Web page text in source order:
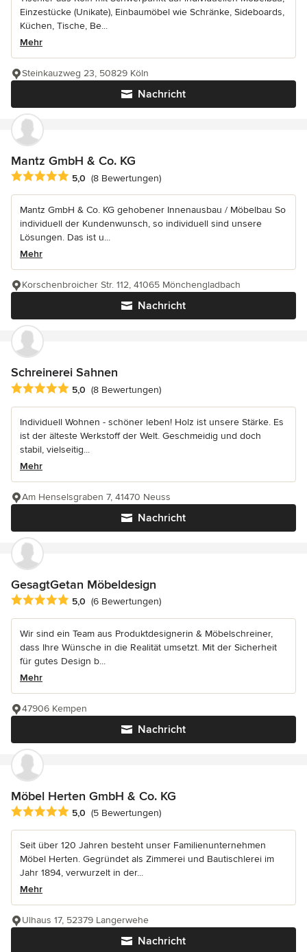
Einzestücke (Unikate), Einbaumöbel wie Schränke, Sideboards,
Küchen, Tische, Be...
Mehr
Nachricht
Steinkauzweg 23, 50829 Köln
Mantz GmbH & Co. KG
Durchschnittliche Bewertung: 5 von 5 Sternen
5,0 (8 Bewertungen)
Mantz GmbH & Co. KG gehobener Innenausbau / Möbelbau So
individuell der Kundenwunsch, so individuell sind unsere
Lösungen. Das ist u...
Mehr
Nachricht
Korschenbroicher Str. 112, 41065 Mönchengladbach
Schreinerei Sahnen
Durchschnittliche Bewertung: 5 von 5 Sternen
5,0 (8 Bewertungen)
Individuell Wohnen - schöner leben! Holz ist unsere Stärke. Es
ist der älteste Werkstoff der Welt. Geschmeidig und doch
stabil, vielseitig...
Mehr
Nachricht
Am Henselsgraben 7, 41470 Neuss
GesagtGetan Möbeldesign
Durchschnittliche Bewertung: 5 von 5 Sternen
5,0 (6 Bewertungen)
Wir sind ein Team aus Produktdesignerin & Möbelschreiner,
dass Ihre Wünsche in die Realität umsetzt. Mit der Sicherheit
für gutes Design b...
Mehr
Nachricht
47906 Kempen
Möbel Herten GmbH & Co. KG
Durchschnittliche Bewertung: 5 von 5 Sternen
5,0 (5 Bewertungen)
Seit über 120 Jahren besteht unser Familienunternehmen
Möbel Herten. Gegründet als Zimmerei und Bautischlerei im
Jahr 1894, verwurzelt in der...
Mehr
Nachricht
Ulhaus 17, 52379 Langerwehe